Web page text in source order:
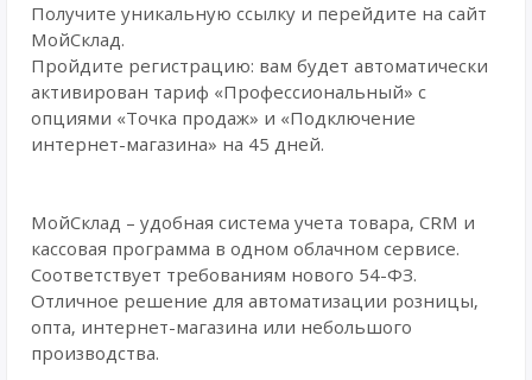
Получите уникальную ссылку и перейдите на сайт
МойСклад.
Пройдите регистрацию: вам будет автоматически
активирован тариф «Профессиональный» с
опциями «Точка продаж» и «Подключение
интернет-магазина» на 45 дней.
МойСклад – удобная система учета товара, CRM и
кассовая программа в одном облачном сервисе.
Соответствует требованиям нового 54-ФЗ.
Отличное решение для автоматизации розницы,
опта, интернет-магазина или небольшого
производства.